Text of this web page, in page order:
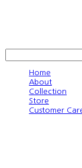
Home
About
Collection
Store
Customer